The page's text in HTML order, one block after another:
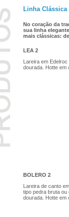
Linha Clássica
No coração da
sua linha
mais clássicas:
LEA 2
Lareira em
dourada. Hotte em
BOLERO 2
Lareira de canto
tipo pedra bruta ou
dourada. Hotte em